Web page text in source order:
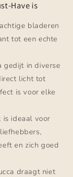
Have is
bladeren
tot een echte
gedijt in diverse
licht tot
is voor elke
is ideaal voor
en zich goed
draagt niet